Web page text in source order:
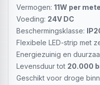
Vermogen: 11W per
Voeding: 24V DC
Beschermingsklasse:
Flexibele LED-strip met
Energiezuinig en
Levensduur tot 20.000
Geschikt voor droge